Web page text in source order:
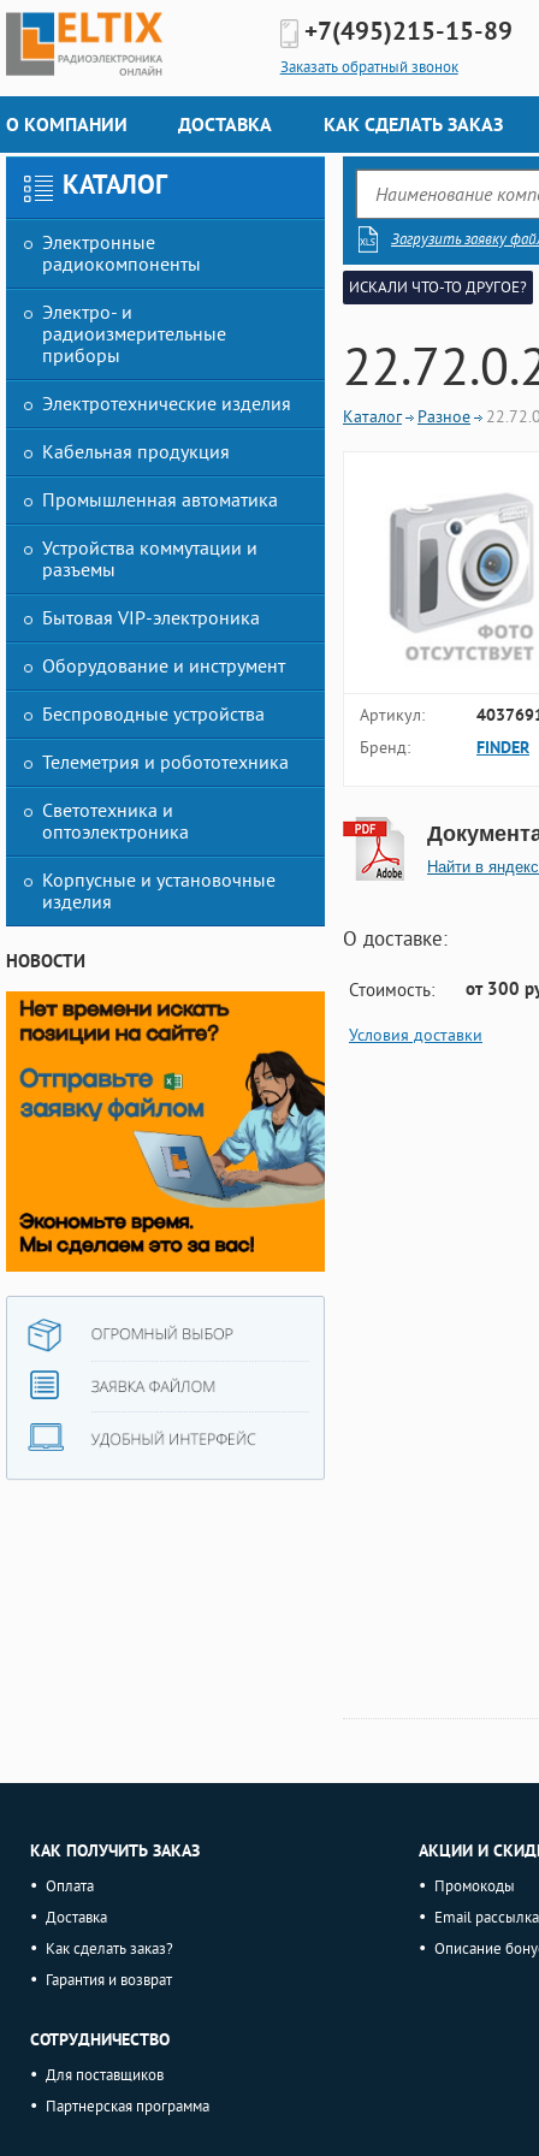
+7(495)215-15-89
Заказать обратный звонок
О КОМПАНИИ ДОСТАВКА КАК СДЕЛАТЬ ЗАКАЗ
КАТАЛОГ
Электронные
радиокомпоненты
Электро- и
радиоизмерительные
приборы
Электротехнические изделия
Кабельная продукция
Промышленная автоматика
Устройства коммутации и
разъемы
Бытовая VIP-электроника
Оборудование и инструмент
Беспроводные устройства
Телеметрия и робототехника
Светотехника и
оптоэлектроника
Корпусные и установочные
изделия
НОВОСТИ
Загрузить заявку
ИСКАЛИ ЧТО-ТО ДРУГОЕ?
Каталог Разное
Артикул:
Бренд: FINDER
Найти в яндекс
О доставке:
Стоимость: от 300
Условия доставки
КАК ПОЛУЧИТЬ ЗАКАЗ
Оплата
Доставка
Как сделать заказ?
Гарантия и возврат
СОТРУДНИЧЕСТВО
Для поставщиков
Партнерская программа
АКЦИИ И
Промокоды
Email рассылка
Описание